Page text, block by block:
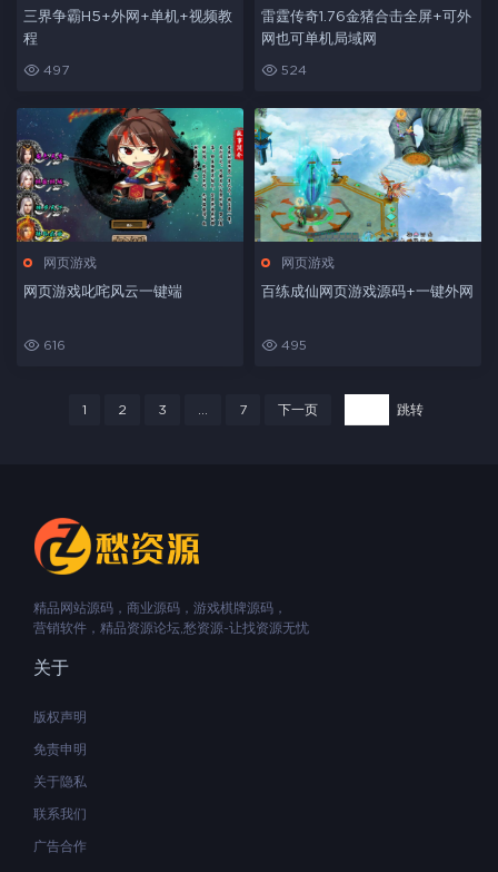
三界争霸H5+外网+单机+视频教
程
497
雷霆传奇1.76金猪合击全屏+可外
网也可单机局域网
524
网页游戏
网页游戏叱咤风云一键端
616
网页游戏
百练成仙网页游戏源码+一键外网
495
1 2 3 7 下一页 跳转
精品网站源码，商业源码，游戏棋牌源码，
营销软件，精品资源论坛,愁资源-让找资源无忧
关于
版权声明
免责申明
关于隐私
联系我们
广告合作